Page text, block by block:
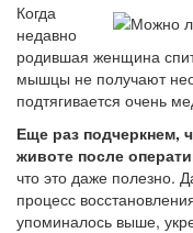
Когда
недавно
родившая женщина
мышцы не получают
подтягивается очень
Еще раз подчеркнем,
животе после
что это даже полезно.
процесс
упоминалось выше,